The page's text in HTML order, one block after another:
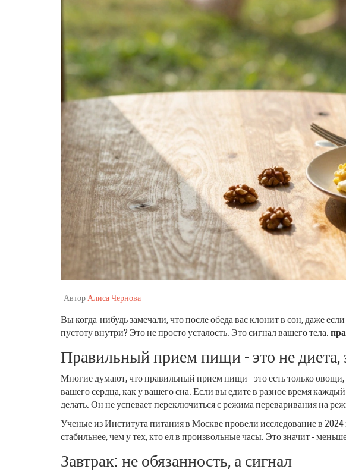
Автор Алиса Чернова
Вы когда-нибудь замечали, что после обеда вас клонит в сон, даже
пустоту внутри? Это не просто усталость. Это сигнал вашего тела:
Правильный прием пищи - это не диета,
Многие думают, что правильный прием пищи - это есть только
вашего сердца, как у вашего сна. Если вы едите в разное время
делать. Он не успевает переключиться с режима переваривания на
Ученые из Института питания в Москве провели исследование в
стабильнее, чем у тех, кто ел в произвольные часы. Это значит -
Завтрак: не обязанность, а сигнал